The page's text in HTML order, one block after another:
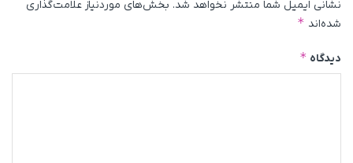
نشانی ایمیل شما منتشر نخواهد شد. بخش‌های موردنیاز علامت‌گذاری
شده‌اند *
دیدگاه *